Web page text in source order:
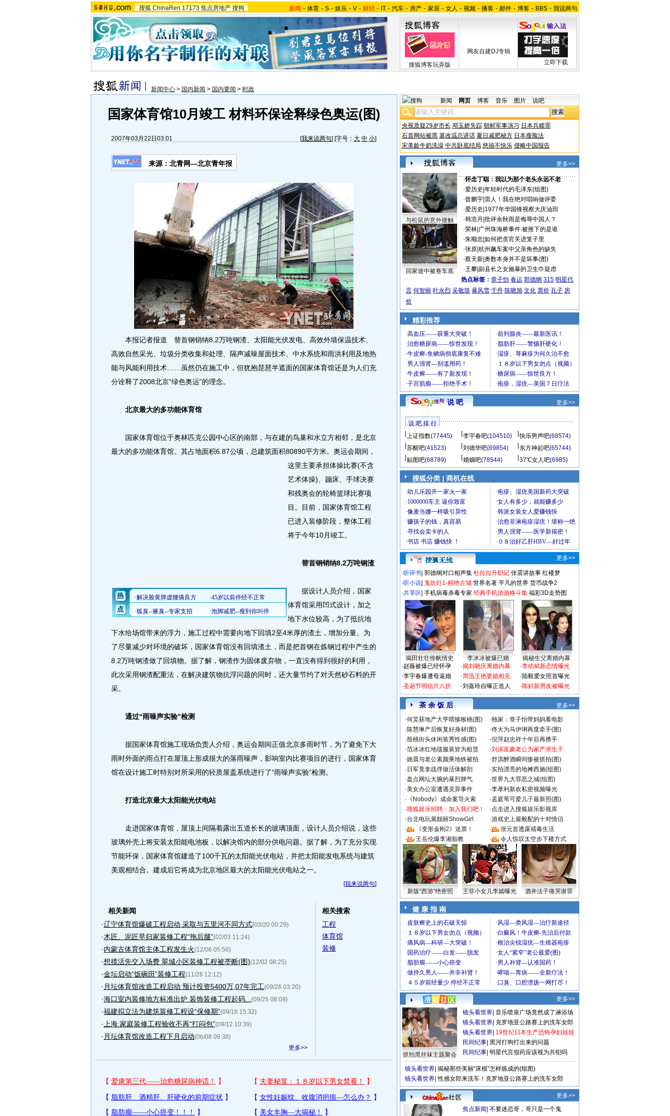
搜狐 ChinaRen 17173 焦点房地产 搜狗 新闻 - 体育 - S - 娱乐 - V - 财经 - IT - 汽车 - 房产 - 家居 - 女人 - 视频 - 播客 - 邮件 - 博客 - BBS - 我说两句
搜狐博客玩弄版
网友自建DJ专辑
立即下载
新闻中心 > 国内新闻 > 国内要闻 > 时政
国家体育馆10月竣工 材料环保诠释绿色奥运(图)
2007年03月22日03:01 [我来说两句] [字号： 大 中 小]
来源：北青网—北京青年报
本报记者报道 替首钢销纳8.2万吨钢渣、太阳能光伏发电、高效外墙保温技术、
高效自然采光、垃圾分类收集和处理、隔声减噪屋面技术、中水系统和雨洪利用及地热
能与风能利用技术……虽然仍在施工中，但犹抱琵琶半遮面的国家体育馆还是为人们充
分诠释了2008北京“绿色奥运”的理念。
北京最大的多功能体育馆
国家体育馆位于奥林匹克公园中心区的南部，与在建的鸟巢和水立方相邻，是北京
最大的多功能体育馆。其占地面积6.87公顷，总建筑面积80890平方米。 奥运会期间，
这里主要承担体操比赛(不含
艺术体操)、蹦床、手球决赛
和残奥会的轮椅篮球比赛项
目。目前，国家体育馆工程
已进入装修阶段，整体工程
将于今年10月竣工。
替首钢销纳8.2万吨钢渣
据设计人员介绍，国家
体育馆采用凹式设计，加之
地下水位较高，为了抵抗地
下水给场馆带来的浮力，施工过程中需要向地下回填2至4米厚的渣土，增加分量。为
了尽量减少对环境的破坏，国家体育馆没有回填渣土，而是把首钢在炼钢过程中产生的
8.2万吨钢渣做了回填物。据了解，钢渣作为固体废弃物，一直没有得到很好的利用，
此次采用钢渣配重法，在解决建筑物抗浮问题的同时，还大量节约了对天然砂石料的开
采。
通过“雨噪声实验”检测
据国家体育馆施工现场负责人介绍，奥运会期间正值北京多雨时节，为了避免下大
雨时外面的雨点打在屋顶上形成很大的落雨噪声，影响室内比赛项目的进行，国家体育
馆在设计施工时特别对所采用的轻质屋盖系统进行了“雨噪声实验”检测。
打造北京最大太阳能光伏电站
走进国家体育馆，屋顶上间隔着露出五道长长的玻璃顶面，设计人员介绍说，这些
玻璃外壳上将安装太阳能电池板，以解决馆内的部分供电问题。据了解，为了充分实现
节能环保，国家体育馆建造了100千瓦的太阳能光伏电站，并把太阳能发电系统与建筑
美观相结合。建成后它将成为北京地区最大的太阳能光伏电站之一。
[我来说两句]
相关新闻
·辽宁体育馆爆破工程启动 采取与五里河不同方式(03/20 00:29)
·木匠、泥匠早归家装修工程“拖后腿”(02/03 11:24)
·内蒙古体育馆主体工程发生火(12/06 05:56)
·想揽活先交入场费 翠城小区装修工程被垄断(图)(12/02 08:25)
·金坛启动“饭碗田”装修工程(11/28 12:12)
· 月坛体育馆改造工程启动 预计投资5400万,07年完工(09/26 03:20)
·海口室内装修地方标准出炉 装饰装修工程起码... (09/25 08:09)
·福建拟立法为建筑装修工程设“保修期”(09/18 15:32)
· 上海:家庭装修工程验收不再“打闷包”(09/12 10:39)
· 月坛体育馆改造工程下月启动(06/08 09:38)
更多>>
相关搜索
工程
体育馆
装修
新闻 网页 博客 音乐 图片 说吧
央视质疑29岁市长 邓玉娇失踪 朝鲜军事演习 日本兵赎罪
石首网站被黑 篡改温总讲话 夏日减肥秘方 日本瘦脸法
宋美龄牛奶洗澡 中共卧底结局 慈禧不快乐 侵略中国报告
更多>>
与松鼠的意外接触
回家途中被卷车底
·怀念丁聪：我以为那个老头永远不老
·爱历史 年轻时代的毛泽东(组图)
·曾鹏宇| 雷人！我在绝对唱响做评委
·爱历史 1977年华国锋视察大庆油田
·韩浩月 批评余秋雨是侮辱中国人？
·荣林| 广州珠海桥事件:被推下的是谁
·朱顺忠 如何把贪官关进笼子里
·张原| 杭州飙车案中父亲角色的缺失
·蔡天新| 奥数本身并不是坏事(图)
·王攀| 副县长之女施暴的卫生巾疑虑
热点标签： 章子怡 春运 郭德纲 315 明星代
言 何智丽 叶永烈 吴敬琏 暴风雪 于丹 陈晓旭 文化 票价 孔子 房
价
精彩推荐
说 吧 更多>>
说 吧 排 行
上证指数(77445) 李宇春吧(104510) 快乐男声吧(68574)
苏醒吧(41523) 刘德华吧(69854) 东方神起吧(65744)
贴图吧(68789) 婚姻吧(78544) 37℃女人吧(6985)
搜狐分类 | 商机在线
更多>>
·听评书 郭德纲对口相声集 杜拉拉升职记 张震讲故事 红楼梦
·听小说 鬼吹灯1-精绝古城 世界名著 平凡的世界 货币战争2
·共享区 手机病毒杀毒专家 经典手机游游格斗集 福彩3D走势图
揭田壮壮徐帆情史 李冰冰被爆已婚
揭秘生父离婚内幕
·赵薇被爆已经怀孕
·李宇春爆遭母逼婚
·圣诞节明信片八折
·揭刘晓庆离婚内幕
·周迅王艳婆媳相见
·刘嘉玲自曝正造人
·李幼斌新恋情曝光
·陆毅爱女照首曝光
·陈好新男友被曝光
茶 余 饭 后
更多>>
·何炅获地产大亨喂猕猴桃(图) ·独家：章子怡带妈妈看电影
·陈慧琳产后恢复好身材(图) ·佟大为马伊琍再度牵手(图)
·殷桃街头休闲装秀性感(图) ·倪萍赵忠祥十年后再携手
·范冰冰红地毯服装皆为租赁 ·刘涛富豪老公为家产求生子
·姚晨与老公素颜乘地铁被拍 ·舒淇醉酒瞬间惨被抓拍(图)
· 日军竟拿战俘做活体解剖 ·实拍漂亮的地摊西施(组图)
·盘点网坛大腕的暴烈脾气 ·世界九大罪恶之城(组图)
·美女办公室遭遇灵异事件 ·李孝利新欢私密视频曝光
· 《Nobody》成命案导火索 ·孟庭苇可爱儿子最新照(图)
·搜狐娱乐招聘：加入我们吧！ ·点击进入搜狐娱乐影视库
·台北电玩展靓丽ShowGirl ·游戏史上最般配的十对情侣
·
《变形金刚2》送票！ ·
张元首透露戒毒生活
·
王岳伦爆李湘胎教 · 令人惊叹太空步下楼方式
新版“西游”绝密照 王菲小女儿李嫣曝光 酒井法子痛哭谢罪
健 康 指 南
更多>>
抓拍黑丝袜主题聚会
镜头看世界 音乐喷泉广场竟然成了淋浴场
镜头看世界 克罗地亚公路赛上的洗车女郎
镜头看世界 19世纪日本生产恐怖孕妇娃娃
民间纪事 黑河打狗打出来的问题
民间纪事 明星代言假药应该视为共犯吗
镜头看世界 揭秘那些美丽“床模”怎样炼成的(组图)
镜头看世界 性感女郎来洗车！克罗地亚公路赛上的洗车女郎
更多>>
焦点新闻 不要迷恋哥，哥只是一个鬼